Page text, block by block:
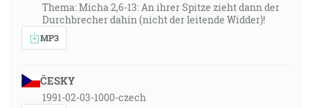
Thema: Micha 2,6-13: An ihrer Spitze zieht dann der
Durchbrecher dahin (nicht der leitende Widder)!
MP3
ČESKY
1991-02-03-1000-czech